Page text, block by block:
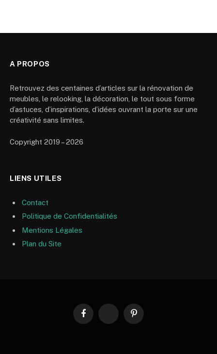
A PROPOS
Retrouvez des centaines d’articles sur la rénovation de
meubles, le relooking, la décoration, le tout sous forme
d’astuces, d’inspirations, d’idées ouvrant la porte sur une
créativité sans limites.
Copyright 2019 – 2026
LIENS UTILES
Contact
Politique de Confidentialités
Mentions Légales
Plan du Site
Facebook RSS Pinterest